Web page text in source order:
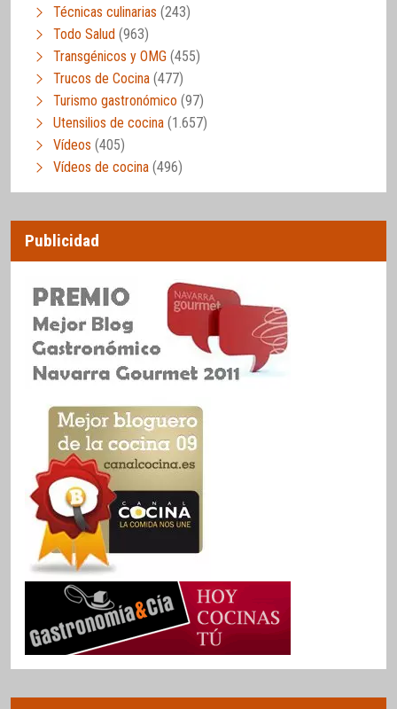
Técnicas culinarias (243)
Todo Salud (963)
Transgénicos y OMG (455)
Trucos de Cocina (477)
Turismo gastronómico (97)
Utensilios de cocina (1.657)
Vídeos (405)
Vídeos de cocina (496)
Publicidad